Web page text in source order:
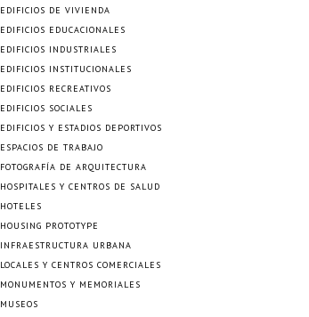
EDIFICIOS DE VIVIENDA
EDIFICIOS EDUCACIONALES
EDIFICIOS INDUSTRIALES
EDIFICIOS INSTITUCIONALES
EDIFICIOS RECREATIVOS
EDIFICIOS SOCIALES
EDIFICIOS Y ESTADIOS DEPORTIVOS
ESPACIOS DE TRABAJO
FOTOGRAFÍA DE ARQUITECTURA
HOSPITALES Y CENTROS DE SALUD
HOTELES
HOUSING PROTOTYPE
INFRAESTRUCTURA URBANA
LOCALES Y CENTROS COMERCIALES
MONUMENTOS Y MEMORIALES
MUSEOS